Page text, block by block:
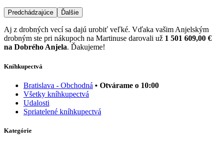
Predchádzajúce Ďalšie
Aj z drobných vecí sa dajú urobiť veľké. Vďaka vašim Anjelským
drobným ste pri nákupoch na Martinuse darovali už 1 501 609,00 €
na Dobrého Anjela. Ďakujeme!
Kníhkupectvá
Bratislava - Obchodná • Otvárame o 10:00
Všetky kníhkupectvá
Udalosti
Spriatelené kníhkupectvá
Kategórie